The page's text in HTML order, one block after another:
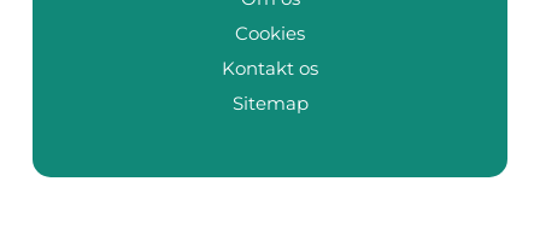
Cookies
Kontakt os
Sitemap